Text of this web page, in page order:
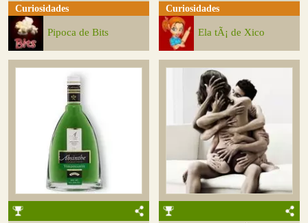
Curiosidades
Pipoca de Bits
Curiosidades
Ela tÃ¡ de Xico